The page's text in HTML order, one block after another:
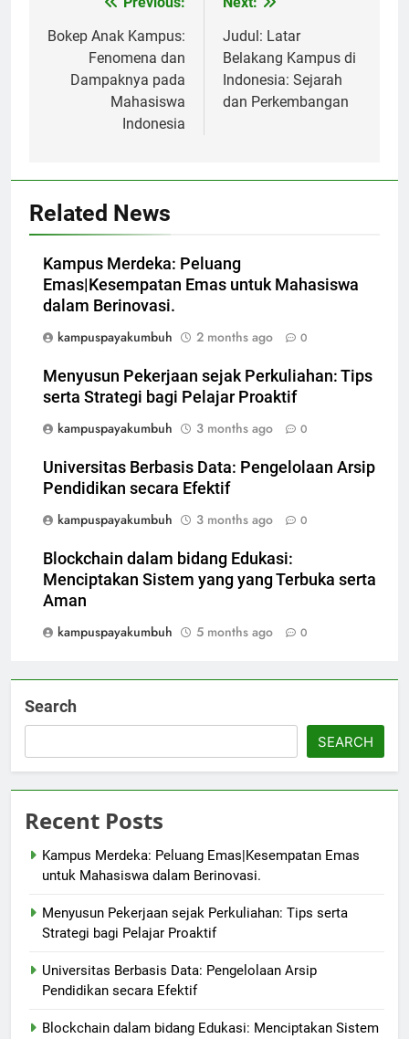
navigation
Bokep Anak Kampus:
Fenomena dan
Dampaknya pada
Mahasiswa
Indonesia
Judul: Latar
Belakang Kampus di
Indonesia: Sejarah
dan Perkembangan
Related News
Kampus Merdeka: Peluang
Emas|Kesempatan Emas untuk Mahasiswa
dalam Berinovasi.
kampuspayakumbuh
2 months ago 0
Menyusun Pekerjaan sejak Perkuliahan: Tips
serta Strategi bagi Pelajar Proaktif
kampuspayakumbuh
3 months ago 0
Universitas Berbasis Data: Pengelolaan Arsip
Pendidikan secara Efektif
kampuspayakumbuh
3 months ago 0
Blockchain dalam bidang Edukasi:
Menciptakan Sistem yang yang Terbuka serta
Aman
kampuspayakumbuh
5 months ago 0
Search
SEARCH
Recent Posts
Kampus Merdeka: Peluang Emas|Kesempatan Emas
untuk Mahasiswa dalam Berinovasi.
Menyusun Pekerjaan sejak Perkuliahan: Tips serta
Strategi bagi Pelajar Proaktif
Universitas Berbasis Data: Pengelolaan Arsip
Pendidikan secara Efektif
Blockchain dalam bidang Edukasi: Menciptakan Sistem